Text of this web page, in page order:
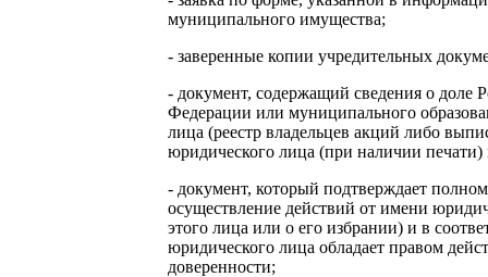
муниципального имущества;
- заверенные копии учредительных
- документ, содержащий сведения о доле
Федерации или муниципального
лица (реестр владельцев акций либо
юридического лица (при наличии
- документ, который подтверждает
осуществление действий от имени
этого лица или о его избрании) и в
юридического лица обладает правом
доверенности;